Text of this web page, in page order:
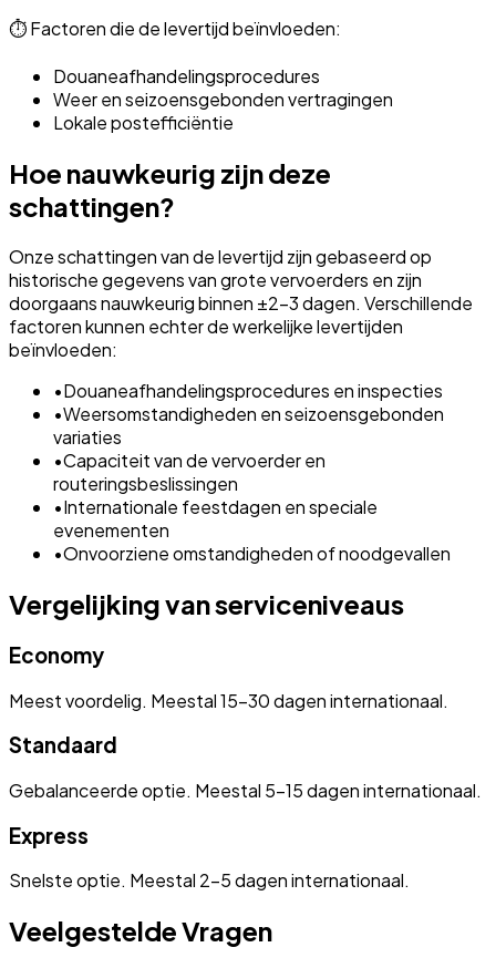
⏱️Factoren die de levertijd beïnvloeden:
Douaneafhandelingsprocedures
Weer en seizoensgebonden vertragingen
Lokale postefficiëntie
Hoe nauwkeurig zijn deze
schattingen?
Onze schattingen van de levertijd zijn gebaseerd op
historische gegevens van grote vervoerders en zijn
doorgaans nauwkeurig binnen ±2-3 dagen. Verschillende
factoren kunnen echter de werkelijke levertijden
beïnvloeden:
•Douaneafhandelingsprocedures en inspecties
•Weersomstandigheden en seizoensgebonden
variaties
•Capaciteit van de vervoerder en
routeringsbeslissingen
•Internationale feestdagen en speciale
evenementen
•Onvoorziene omstandigheden of noodgevallen
Vergelijking van serviceniveaus
Economy
Meest voordelig. Meestal 15-30 dagen internationaal.
Standaard
Gebalanceerde optie. Meestal 5-15 dagen internationaal.
Express
Snelste optie. Meestal 2-5 dagen internationaal.
Veelgestelde Vragen